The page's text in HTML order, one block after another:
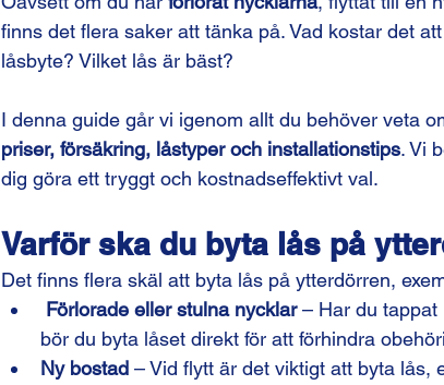
finns det flera saker att tänka på. Vad kostar det
låsbyte? Vilket lås är bäst?
I denna guide går vi igenom allt du behöver veta
priser, försäkring, låstyper och installationstips. Vi
dig göra ett tryggt och kostnadseffektivt val.
Varför ska du byta lås på
Det finns flera skäl att byta lås på ytterdörren,
Förlorade eller stulna nycklar – Har du tappat
bör du byta låset direkt för att förhindra
Ny bostad – Vid flytt är det viktigt att byta lås,